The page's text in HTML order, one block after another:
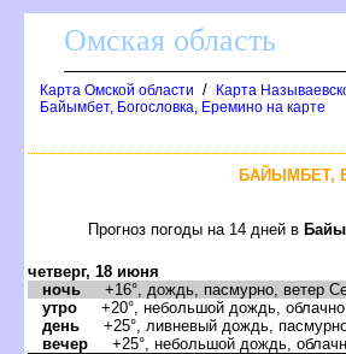
Омская область
Карта Омской области /
Карта
Байымбет, Богословка, Еремино на карте
БАЙЫМБЕТ,
Прогноз погоды на 14 дней
четверг, 18 июня
ночь +16°, дождь, пасмурно, ветер
утро +20°, небольшой дождь,
день +25°, ливневый дождь,
ечер +25°, небольшой дождь,